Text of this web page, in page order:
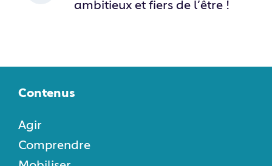
ambitieux et fiers de l’être !
Contenus
Agir
Comprendre